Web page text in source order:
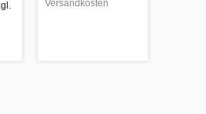
Versandkosten